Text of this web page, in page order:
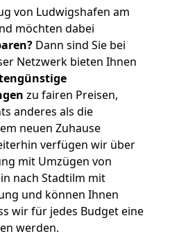
von Ludwigshafen am
möchten dabei
Dann sind Sie bei
Netzwerk bieten Ihnen
zu fairen Preisen,
anderes als die
neuen Zuhause
verfügen wir über
mit Umzügen von
nach Stadtilm mit
und können Ihnen
wir für jedes Budget eine
werden.